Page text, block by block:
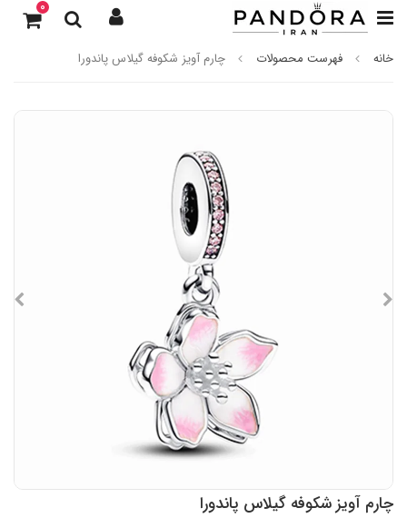
0
خانه فهرست محصولات چارم آویز شکوفه‌ گیلاس پاندورا
چارم آویز شکوفه‌ گیلاس پاندورا